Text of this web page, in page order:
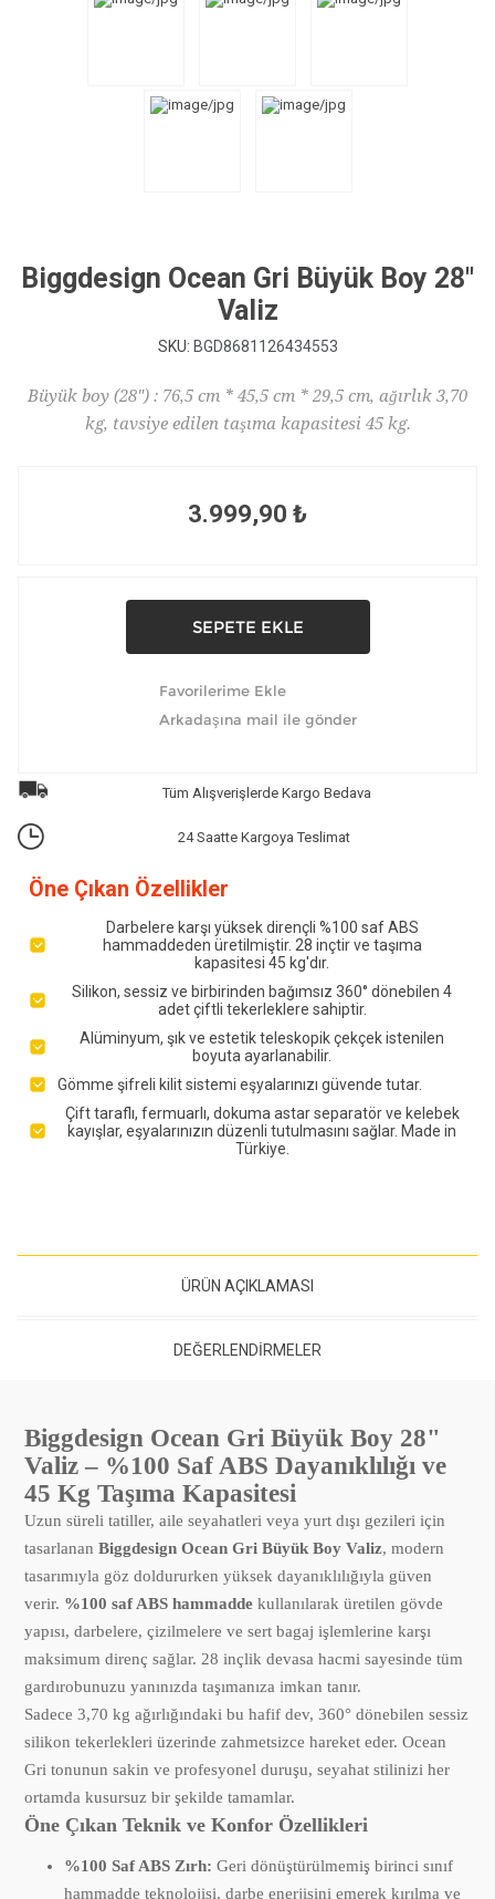
Biggdesign Ocean Gri Büyük Boy 28"
Valiz
SKU: BGD8681126434553
Büyük boy (28") : 76,5 cm * 45,5 cm * 29,5 cm, ağırlık 3,70
kg, tavsiye edilen taşıma kapasitesi 45 kg.
3.999,90 ₺
Tüm Alışverişlerde Kargo Bedava
24 Saatte Kargoya Teslimat
Öne Çıkan Özellikler
Darbelere karşı yüksek dirençli %100 saf ABS
hammaddeden üretilmiştir. 28 inçtir ve taşıma
kapasitesi 45 kg'dır.
Silikon, sessiz ve birbirinden bağımsız 360° dönebilen 4
adet çiftli tekerleklere sahiptir.
Alüminyum, şık ve estetik teleskopik çekçek istenilen
boyuta ayarlanabilir.
Gömme şifreli kilit sistemi eşyalarınızı güvende tutar.
Çift taraflı, fermuarlı, dokuma astar separatör ve kelebek
kayışlar, eşyalarınızın düzenli tutulmasını sağlar. Made in
Türkiye.
ÜRÜN AÇIKLAMASI
DEĞERLENDIRMELER
Biggdesign Ocean Gri Büyük Boy 28"
Valiz – %100 Saf ABS Dayanıklılığı ve
45 Kg Taşıma Kapasitesi
Uzun süreli tatiller, aile seyahatleri veya yurt dışı gezileri için
tasarlananBiggdesign Ocean Gri Büyük Boy Valiz, modern
tasarımıyla göz doldururken yüksek dayanıklılığıyla güven
verir. %100 saf ABS hammadde kullanılarak üretilen gövde
yapısı, darbelere, çizilmelere ve sert bagaj işlemlerine karşı
maksimum direnç sağlar. 28 inçlik devasa hacmi sayesinde tüm
gardırobunuzu yanınızda taşımanıza imkan tanır.
Sadece 3,70 kg ağırlığındaki bu hafif dev, 360° dönebilen sessiz
silikon tekerlekleri üzerinde zahmetsizce hareket eder. Ocean
Gri tonunun sakin ve profesyonel duruşu, seyahat stilinizi her
ortamda kusursuz bir şekilde tamamlar.
Öne Çıkan Teknik ve Konfor Özellikleri
%100 Saf ABS Zırh: Geri dönüştürülmemiş birinci sınıf
hammadde teknolojisi, darbe enerjisini emerek kırılma ve